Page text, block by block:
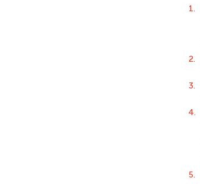
1.
2.
3.
4.
5.